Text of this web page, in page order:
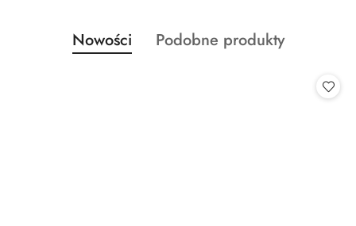
Pomiń karuzelę produktów
Produkty
o
Nowości
Produkty
Podobne produkty